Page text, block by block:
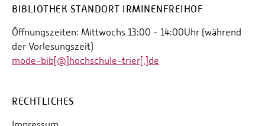
BIBLIOTHEK STANDORT IRMINENFREIHOF
Öffnungszeiten: Mittwochs 13:00 - 14:00Uhr (während
der Vorlesungszeit)
mode-bib[@]hochschule-trier[.]de
RECHTLICHES